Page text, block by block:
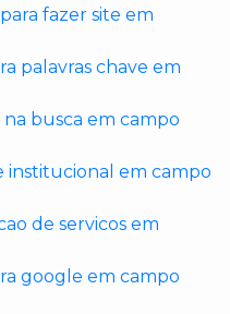
fazer site em
palavras chave em
busca em campo
institucional em campo
de servicos em
google em campo